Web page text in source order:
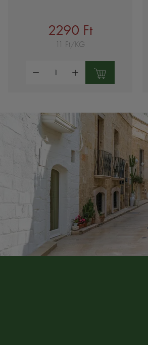
2290 Ft
11 Ft/KG